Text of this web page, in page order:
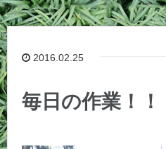
2016.02.25
毎日の作業！！